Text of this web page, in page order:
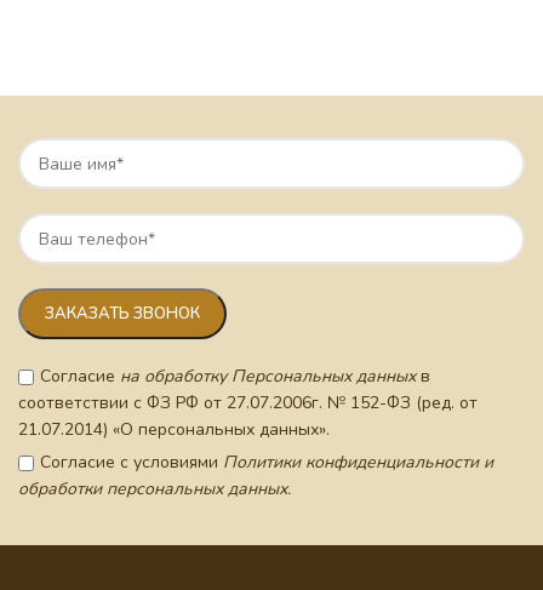
Согласие на обработку Персональных данныхв
соответствии с ФЗ РФ от 27.07.2006г. № 152-ФЗ (ред. от
21.07.2014) «О персональных данных».
Согласие с условиями Политики конфиденциальности и
обработки персональных данных.